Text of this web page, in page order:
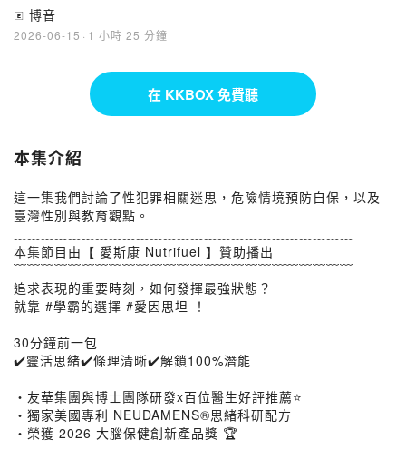
🄴 博音
2026-06-15 · 1 小時 25 分鐘
在 KKBOX 免費聽
本集介紹
這一集我們討論了性犯罪相關迷思，危險情境預防自保，以及
臺灣性別與教育觀點。
本集節目由【 愛斯康 Nutrifuel 】贊助播出
﹋﹋﹋﹋﹋﹋﹋﹋﹋﹋﹋﹋﹋﹋﹋﹋﹋﹋﹋﹋﹋﹋﹋﹋﹋
追求表現的重要時刻，如何發揮最強狀態？
就靠 #學霸的選擇 #愛因思坦 ！
30分鐘前一包
✔️靈活思緒✔️條理清晰✔️解鎖100%潛能
・友華集團與博士團隊研發x百位醫生好評推薦⭐️
・獨家美國專利 NEUDAMENS®思緒科研配方
・榮獲 2026 大腦保健創新產品獎 🏆